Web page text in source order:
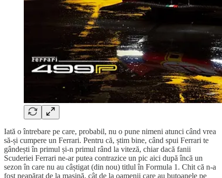
Iată o întrebare pe care, probabil, nu o pune nimeni atunci când vrea
să-și cumpere un Ferrari. Pentru că, știm bine, când spui Ferrari te
gândești în primul și-n primul rând la viteză, chiar dacă fanii
Scuderiei Ferrari ne-ar putea contrazice un pic aici după încă un
sezon în care nu au câștigat (din nou) titlul în Formula 1. Chit că n-a
fost neapărat de la mașină, cât de la oamenii care au butoanele pe